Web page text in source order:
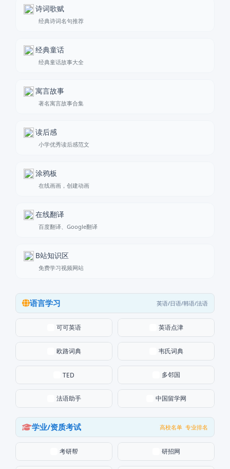
诗词歌赋
经典诗词名句推荐
经典童话
经典童话故事大全
寓言故事
著名寓言故事合集
读后感
小学优秀读后感范文
涂鸦板
在线画画，创建动画
在线翻译
百度翻译、Google翻译
B站知识区
免费学习视频网站
语言学习 英语/日语/韩语/法语
可可英语 英语点津
欧路词典 韦氏词典
TED 多邻国
法语助手 中国留学网
学业/资质考试 高校名单 专业排名
考研帮 研招网